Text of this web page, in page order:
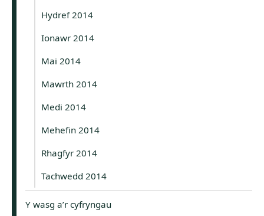
Hydref 2014
Ionawr 2014
Mai 2014
Mawrth 2014
Medi 2014
Mehefin 2014
Rhagfyr 2014
Tachwedd 2014
Y wasg a’r cyfryngau